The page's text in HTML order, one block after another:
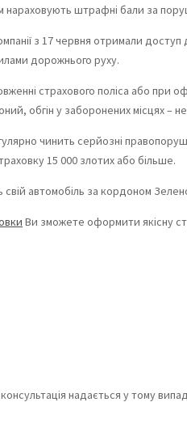
нараховують штрафні бали за
з 17 червня отримали
дорожнього руху.
страхового поліса або при
обгін у заборонених місцях –
чинить серйозні
15 000 злотих або більше.
свій автомобіль за кордоном
Ви зможете оформити якісну
надається у тому